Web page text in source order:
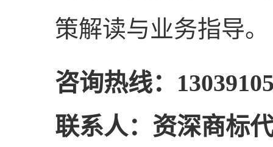
策解读与业务指导。
咨询热线：
联系人：资深商标